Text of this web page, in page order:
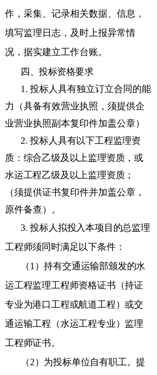
作，采集、记录相关数据、信息，
填写监理日志，及时上报异常情
况，据实建立工作台账。
四 、投标资格要求
1.投标人具有独立订立合同的能
力（具备有效营业执照，须提供企
业营业执照副本复印件加盖公章）
2.投标人具有以下工程监理资
质：综合乙级及以上监理资质，或
水运工程乙级及以上监理资质；
（须提供证书复印件并加盖公章，
原件备查）。
3.投标人拟投入本项目的总监理
工程师须同时满足以下条件：
（1 ）持有交通运输部颁发的水
运工程监理工程师资格证书（持证
专业为港口工程或航道工程）或交
通运输工程（水运工程专业）监理
工程师证书。
（2）为投标单位自有职工。提